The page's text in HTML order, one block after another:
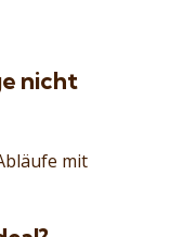
nicht
mit